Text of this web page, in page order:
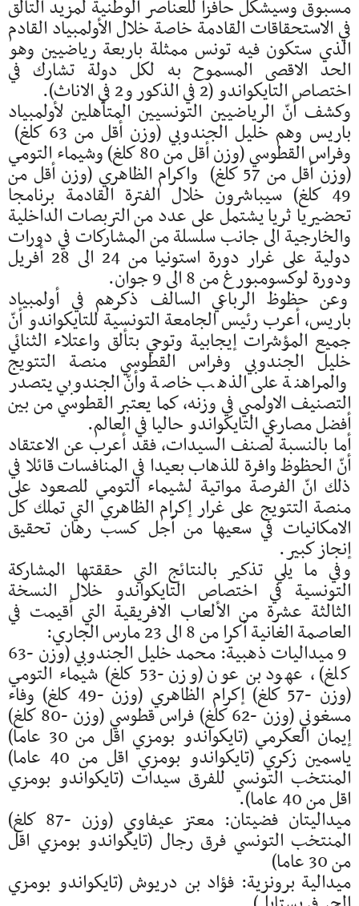
مسبوق وسيشكل حافزا للعناصر الوطنية لمزيد التألق
في الاستحقاقات القادمة خاصة خلال الأولمبياد القادم
الذي ستكون فيه تونس ممثلة باربعة رياضيين وهو
الحد الاقصى المسموح به لكل دولة تشارك في
اختصاص التايكواندو (2 في الذكور و2 في الاناث).
وكشف أنّ الرياضيين التونسيين المتأهلين لأولمبياد
باريس وهم خليل الجندوبي (وزن أقل من 63 كلغ)
وفراس القطوسي (وزن أقل من 80 كلغ) وشيماء التومي
(وزن أقل من 57 كلغ) واكرام الظاهري (وزن أقل من
49 كلغ) سيباشرون خلال الفترة القادمة برنامجا
تحضيريا ثريا يشتمل على عدد من التربصات الداخلية
والخارجية الى جانب سلسلة من المشاركات في دورات
دولية على غرار دورة استونيا من 24 الى 28 أفريل
ودورة لوكسومبورغ من 8 الى 9 جوان.
وعن حظوظ الرباعي السالف ذكرهم في أولمبياد
باريس، أعرب رئيس الجامعة التونسية للتايكواندو أنّ
جميع المؤشرات إيجابية وتوحي بتألق واعتلاء الثنائي
خليل الجندوبي وفراس القطوسي منصة التتويج
والمراهنة على الذهب خاصة وأنّ الجندوبي يتصدر
التصنيف الاولمبي في وزنه، كما يعتبر القطوسي من بين
أفضل مصارعي التايكواندو حاليا في العالم.
أما بالنسبة لصنف السيدات، فقد أعرب عن الاعتقاد
أنّ الحظوظ وافرة للذهاب بعيدا في المنافسات قائلا في
ذلك انّ الفرصة مواتية لشيماء التومي للصعود على
منصة التتويج على غرار إكرام الظاهري التي تملك كل
الامكانيات في سعيها من أجل كسب رهان تحقيق
إنجاز كبير.
وفي ما يلي تذكير بالنتائج التي حققتها المشاركة
التونسية في اختصاص التايكواندو خلال النسخة
الثالثة عشرة من الألعاب الافريقية التي أقيمت في
العاصمة الغانية أكرا من 8 الى 23 مارس الجاري:
9 ميداليات ذهبية: محمد خليل الجندوبي (وزن -63
كلغ) , عهود بن عون (وزن -53 كلغ) شيماء التومي
(وزن -57 كلغ) إكرام الظاهري (وزن -49 كلغ) وفاء
مسغوني (وزن -62 كلغ) فراس قطوسي (وزن -80 كلغ)
إيمان العكرمي (تايكواندو بومزي اقل من 30 عاما)
ياسمين زكري (تايكواندو بومزي اقل من 40 عاما)
المنتخب التونسي للفرق سيدات (تايكواندو بومزي
اقل من 40 عاما).
ميداليتان فضيتان: معتز عيفاوي (وزن -87 كلغ)
المنتخب التونسي فرق رجال (تايكواندو بومزي اقل
من 30 عاما)
ميدالية برونزية: فؤاد بن دريوش (تايكواندو بومزي